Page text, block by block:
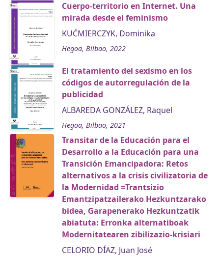
Cuerpo-territorio en Internet. Una
mirada desde el feminismo
KUĆMIERCZYK, Dominika
Hegoa, Bilbao, 2022
El tratamiento del sexismo en los
códigos de autorregulación de la
publicidad
ALBAREDA GONZÁLEZ, Raquel
Hegoa, Bilbao, 2021
Transitar de la Educación para el
Desarrollo a la Educación para una
Transición Emancipadora: Retos
alternativos a la crisis civilizatoria de
la Modernidad =Trantsizio
Emantzipatzailerako Hezkuntzarako
bidea, Garapenerako Hezkuntzatik
abiatuta: Erronka alternatiboak
Modernitatearen zibilizazio-krisiari
CELORIO DÍAZ, Juan José